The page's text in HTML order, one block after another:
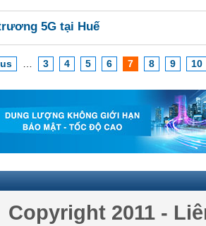
5G tại Huế
3 4 5 6 7 8 9 10
Copyright 2011 -